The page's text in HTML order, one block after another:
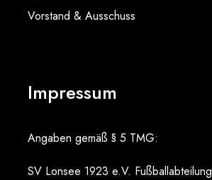
Vorstand & Ausschuss
Impressum
Angaben gemäß § 5 TMG:
SV Lonsee 1923 e.V. Fußballabteilung